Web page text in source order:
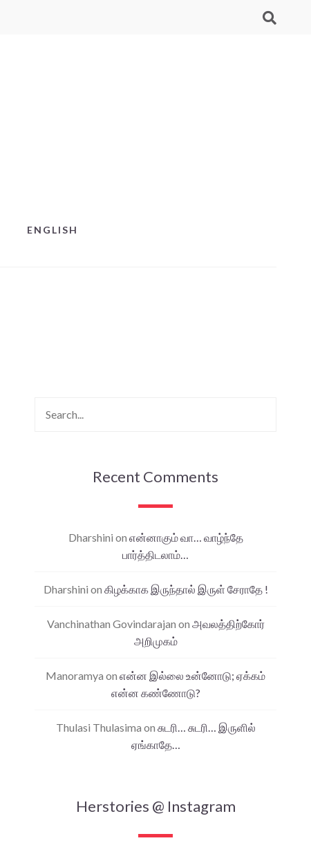
ENGLISH
Recent Comments
Dharshini on என்னாகும் வா… வாழ்ந்தே
பார்த்திடலாம்…
Dharshini on கிழக்காக இருந்தால் இருள் சேராதே !
Vanchinathan Govindarajan on அவலத்திற்கோர்
அறிமுகம்
Manoramya on என்ன இல்லை உன்னோடு; ஏக்கம்
என்ன கண்ணோடு?
Thulasi Thulasima on சுடரி… சுடரி… இருளில்
ஏங்காதே…
Herstories @ Instagram